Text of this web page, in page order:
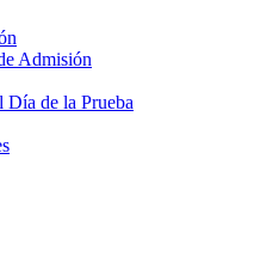
Admisión
Día de la Prueba